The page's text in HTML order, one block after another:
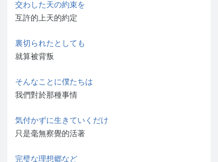
交わした天の約束を
互許的上天的約定
裏切られたとしても
就算被背叛
そんなことに僕たちは
我們對於那種事情
気付かずに生きていくだけ
只是毫無察覺的活著
完璧な理想郷など